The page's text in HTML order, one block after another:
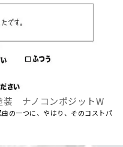
ナノコンポジットW
の一つに、やはり、そのコストパ